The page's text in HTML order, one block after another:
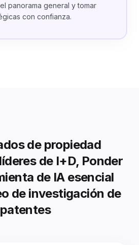
panorama general y tomar
con confianza.
de propiedad
de I+D, Ponder
de IA esencial
de investigación de
patentes